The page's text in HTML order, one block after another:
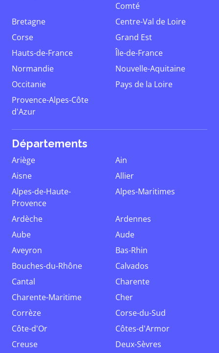
Comté
Bretagne
Centre-Val de Loire
Corse
Grand Est
Hauts-de-France
Île-de-France
Normandie
Nouvelle-Aquitaine
Occitanie
Pays de la Loire
Provence-Alpes-Côte
d'Azur
Départements
Ariège
Ain
Aisne
Allier
Alpes-de-Haute-
Provence
Alpes-Maritimes
Ardèche
Ardennes
Aube
Aude
Aveyron
Bas-Rhin
Bouches-du-Rhône
Calvados
Cantal
Charente
Charente-Maritime
Cher
Corrèze
Corse-du-Sud
Côte-d'Or
Côtes-d'Armor
Creuse
Deux-Sèvres